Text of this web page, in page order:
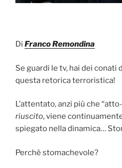
Di Franco Remondina
Se guardi le tv, hai dei conati
questa retorica terroristica!
L’attentato, anzi più che
riuscito, viene
spiegato nella dinamica…
Perchè stomachevole?